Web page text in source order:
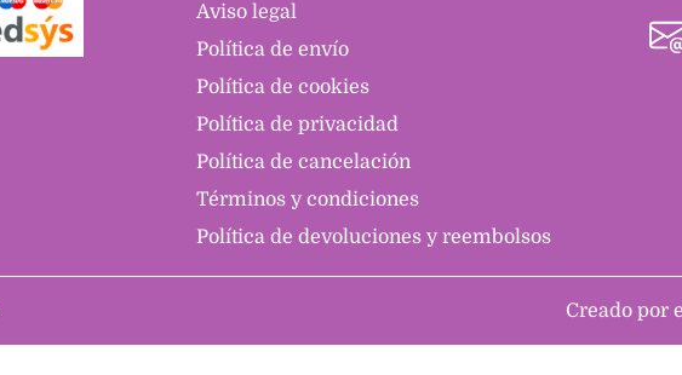
Aviso legal
Política de envío
Política de cookies
Política de privacidad
Política de cancelación
Términos y condiciones
Política de devoluciones y reembolsos
Creado por